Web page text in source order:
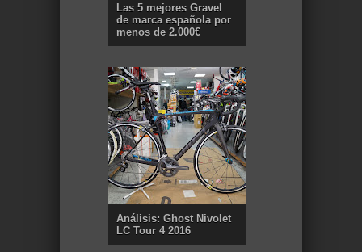
Las 5 mejores Gravel
de marca española por
menos de 2.000€
Análisis: Ghost Nivolet
LC Tour 4 2016